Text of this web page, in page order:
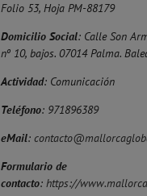
Folio 53, Hoja PM-88179
Domicilio Social: Calle Son
nº 10, bajos. 07014 Palma.
Actividad: Comunicación
Teléfono: 971896389
eMail:
Formulario de
contacto: https://